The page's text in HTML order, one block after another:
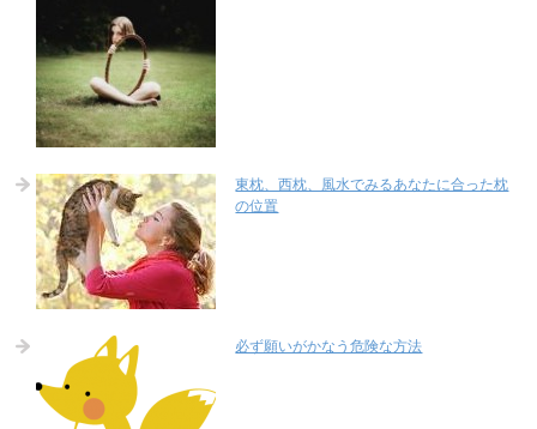
東枕、西枕、風水でみるあなたに合った枕
の位置
必ず願いがかなう危険な方法